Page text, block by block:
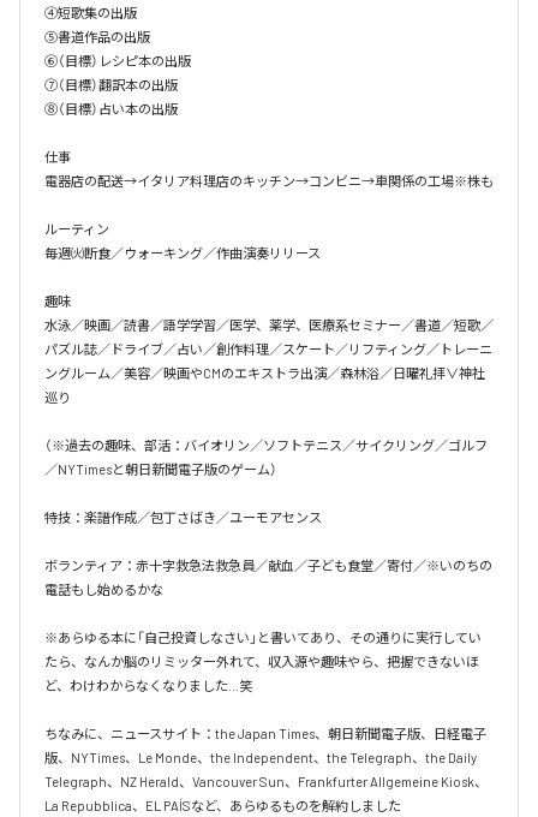
④短歌集の出版
⑤書道作品の出版
⑥（目標）レシピ本の出版
⑦（目標）翻訳本の出版
⑧（目標）占い本の出版
仕事
電器店の配送→イタリア料理店のキッチン→コンビニ→車関係の工場※株も
ルーティン
毎週㈫断食／ウォーキング／作曲演奏リリース
趣味
水泳／映画／読書／語学学習／医学、薬学、医療系セミナー／書道／短歌／
パズル誌／ドライブ／占い／創作料理／スケート／リフティング／トレーニ
ングルーム／美容／映画やCMのエキストラ出演／森林浴／日曜礼拝∨神社
巡り
（※過去の趣味、部活：バイオリン／ソフトテニス／サイクリング／ゴルフ
／NYTimesと朝日新聞電子版のゲーム）
特技：楽譜作成／包丁さばき／ユーモアセンス
ボランティア：赤十字救急法救急員／献血／子ども食堂／寄付／※いのちの
電話もし始めるかな
※あらゆる本に「自己投資しなさい」と書いてあり、その通りに実行してい
たら、なんか脳のリミッター外れて、収入源や趣味やら、把握できないほ
ど、わけわからなくなりました…笑
ちなみに、ニュースサイト：the Japan Times、朝日新聞電子版、日経電子
版、NYTimes、Le Monde、the Independent、the Telegraph、the Daily
Telegraph、NZ Herald、Vancouver Sun、Frankfurter Allgemeine Kiosk、
La Repubblica、EL PAÍSなど、あらゆるものを解約しました